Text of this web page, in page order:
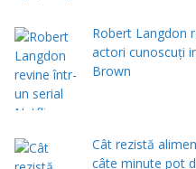
Robert Langdon
actori cunoscuți
Brown
Cât rezistă
câte minute pot